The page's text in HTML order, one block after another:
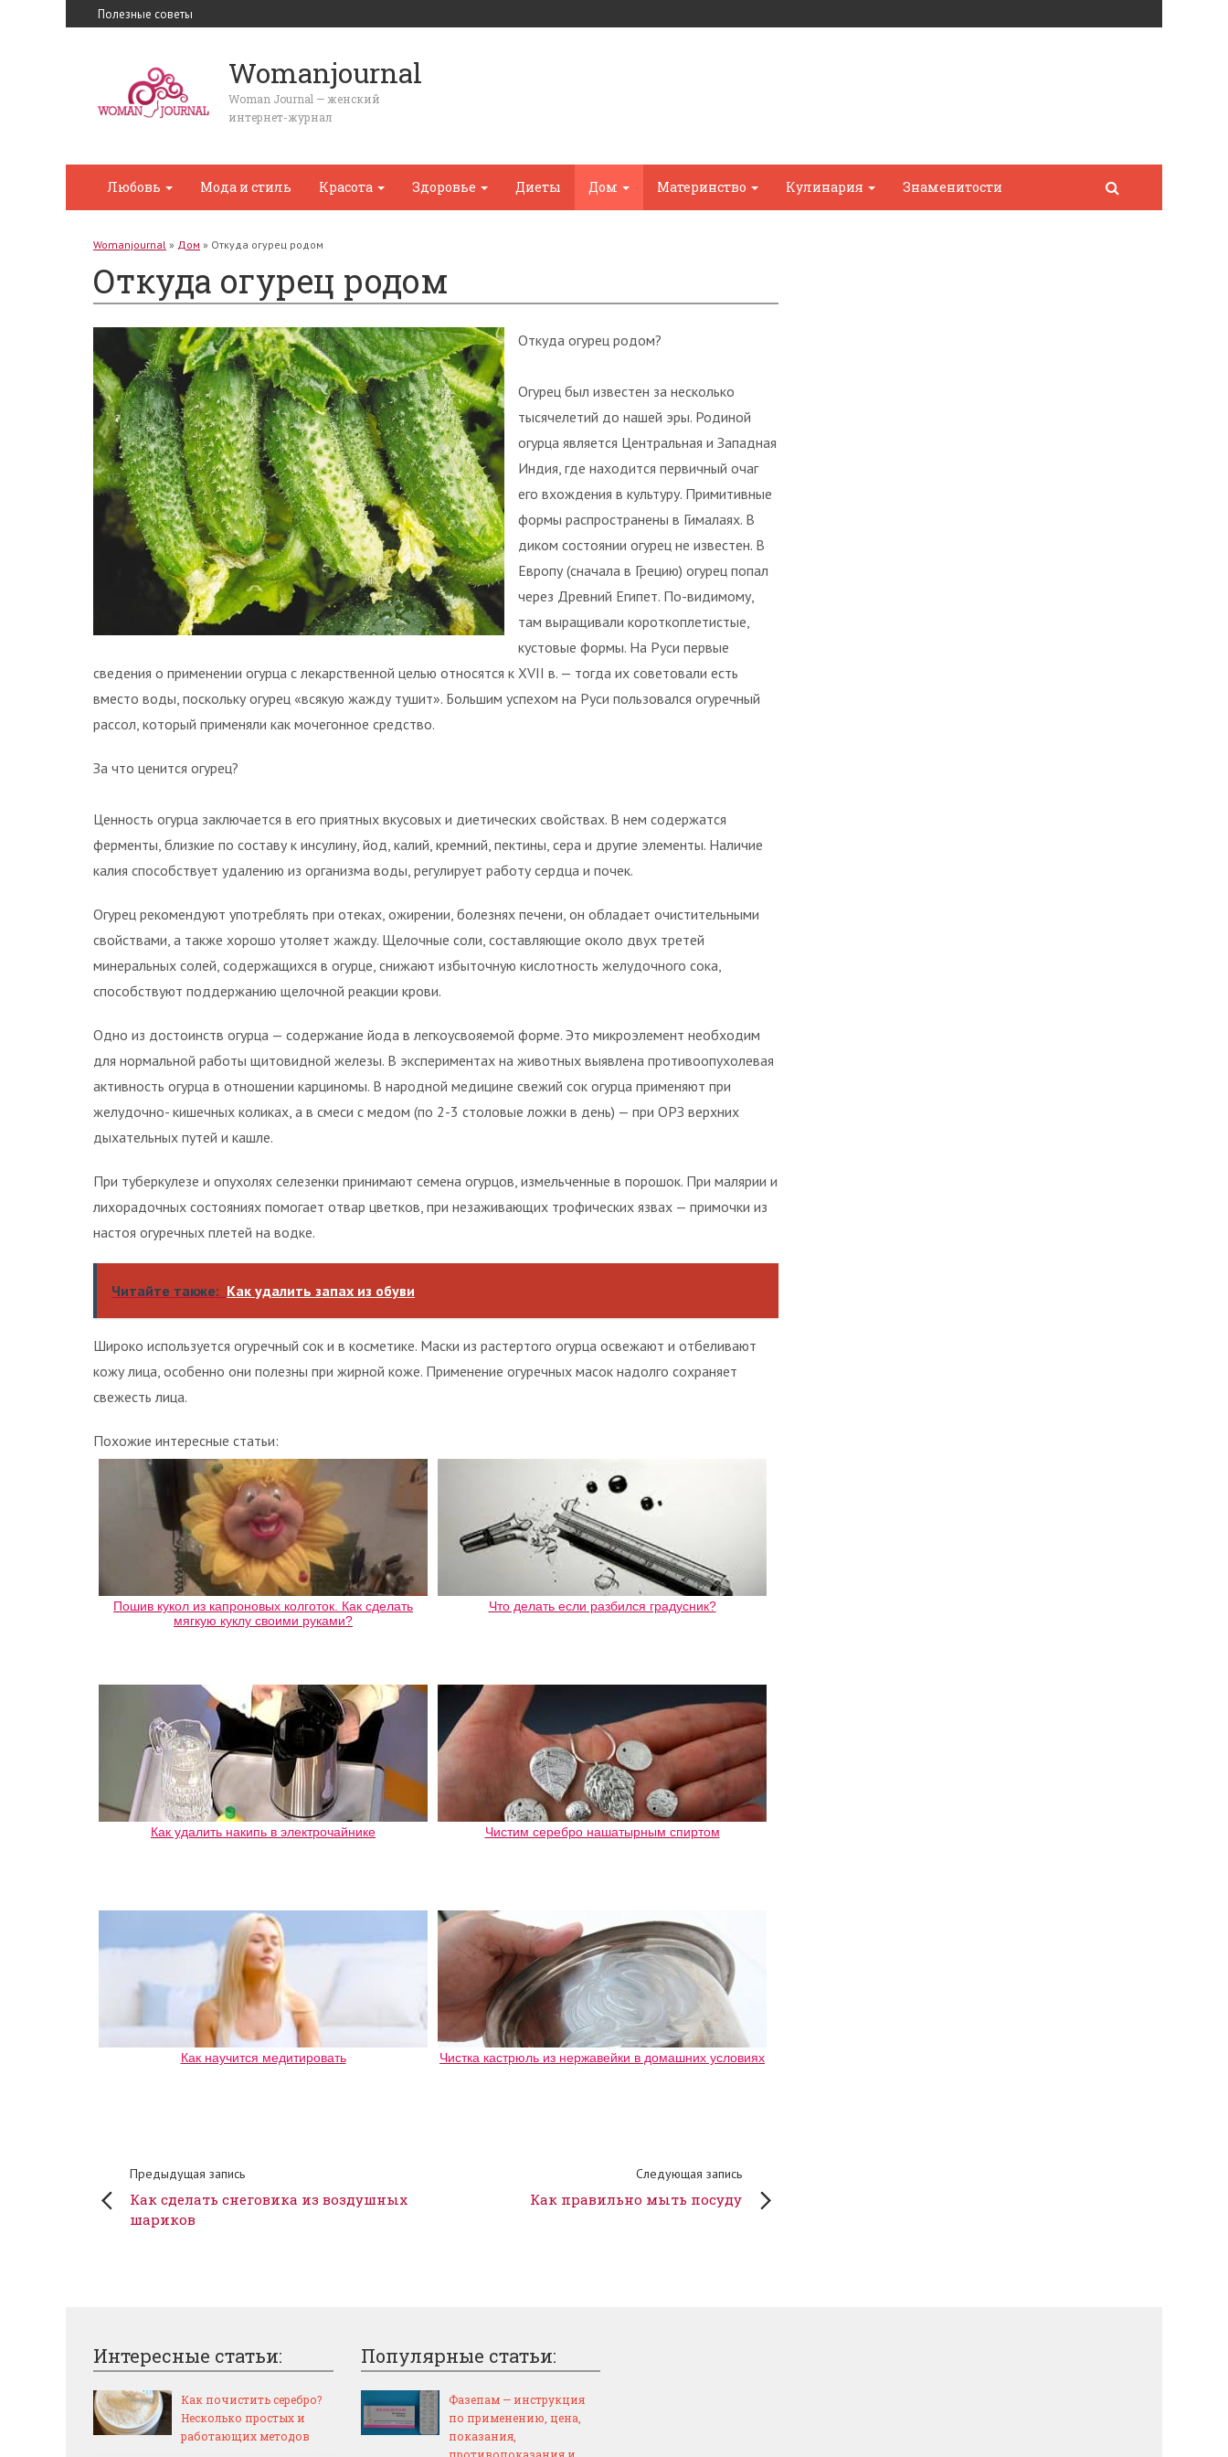
Полезные советы
Womanjournal
Woman Journal — женский
интернет-журнал
Любовь Мода и стиль Красота Здоровье Диеты Дом Материнство Кулинария Знаменитости
Womanjournal » Дом » Откуда огурец родом
Откуда огурец родом
Откуда огурец родом?
Огурец был известен за несколько
тысячелетий до нашей эры. Родиной
огурца является Центральная и Западная
Индия, где находится первичный очаг
его вхождения в культуру. Примитивные
формы распространены в Гималаях. В
диком состоянии огурец не известен. В
Европу (сначала в Грецию) огурец попал
через Древний Египет. По-видимому,
там выращивали короткоплетистые,
кустовые формы. На Руси первые
сведения о применении огурца с лекарствен­ной целью относятся к XVII в. — тогда их советовали есть
вместо воды, поскольку огурец «всякую жажду тушит». Большим успехом на Руси пользовался огуречный
рассол, который применяли как мочегонное средство.
За что ценится огурец?
Ценность огурца заключается в его приятных вкусовых и диетических свойствах. В нем содержатся
ферменты, близкие по составу к инсулину, йод, калий, кремний, пектины, сера и другие элементы. Наличие
калия способствует удалению из организма воды, регулирует работу сердца и почек.
Огурец рекомендуют употреблять при отеках, ожирении, болезнях печени, он обладает очистительными
свойствами, а также хорошо утоляет жажду. Щелочные соли, составляющие около двух третей
минеральных солей, содержащихся в огурце, снижают избыточную кислотность желудочного сока,
способствуют поддержанию щелочной реакции крови.
Одно из достоинств огурца — содержание йода в легкоусвояемой форме. Это микроэлемент необходим
для нормальной работы щитовидной железы. В экспериментах на животных выявлена противоопухолевая
активность огурца в отношении карциномы. В народной медицине свежий сок огурца применяют при
желудочно- кишечных коликах, а в смеси с медом (по 2-3 столовые ложки в день) — при ОРЗ верхних
дыхательных путей и кашле.
При туберкулезе и опухолях селезенки принимают семена огурцов, измельченные в порошок. При малярии и
лихорадочных состояниях помогает отвар цветков, при незаживающих трофических язвах — примочки из
настоя огуречных плетей на водке.
Читайте также: Как удалить запах из обуви
Широко используется огуречный сок и в косметике. Маски из растертого огурца освежают и отбеливают
кожу лица, особенно они полезны при жирной коже. Применение огуречных масок надолго сохраняет
свежесть лица.
Похожие интересные статьи:
Пошив кукол из капроновых колготок. Как сделать
мягкую куклу своими руками?
Что делать если разбился градусник?
Как удалить накипь в электрочайнике Чистим серебро нашатырным спиртом
Как научится медитировать Чистка кастрюль из нержавейки в домашних условиях
Предыдущая запись
Как сделать снеговика из воздушных
шариков
Следующая запись
Как правильно мыть посуду
Интересные статьи:
Как почистить серебро?
Несколько простых и
работающих методов
Популярные статьи:
Фазепам — инструкция
по применению, цена,
показания,